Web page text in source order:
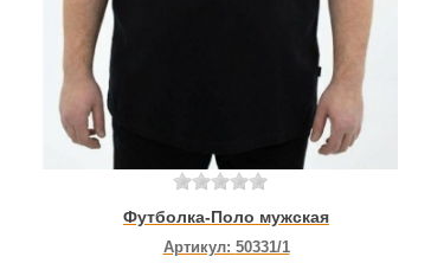
Футболка-Поло мужская
Артикул: 50331/1